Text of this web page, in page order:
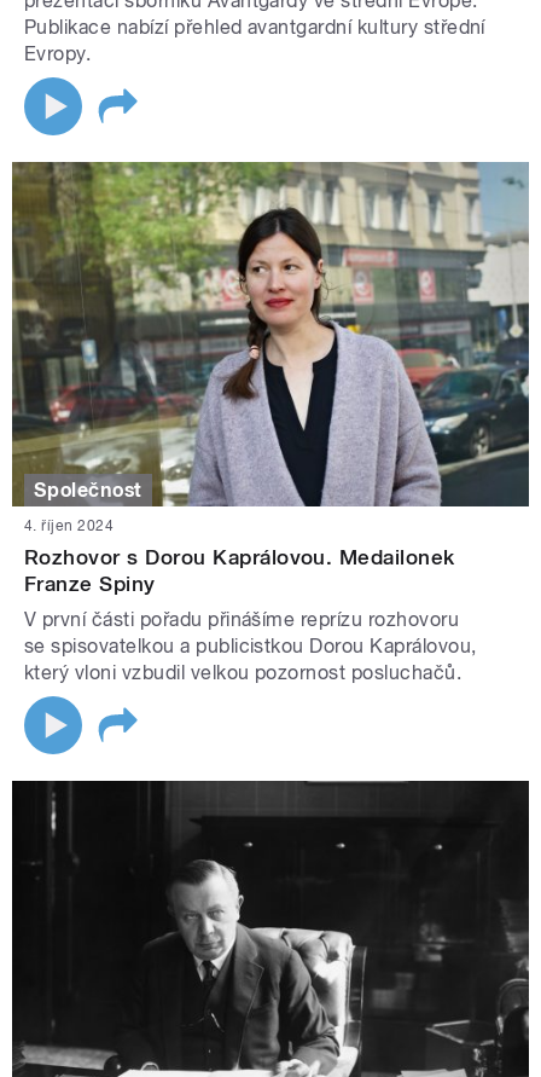
Publikace nabízí přehled avantgardní kultury střední
Evropy.
Společnost
4. říjen 2024
Rozhovor s Dorou Kaprálovou. Medailonek
Franze Spiny
V první části pořadu přinášíme reprízu rozhovoru
se spisovatelkou a publicistkou Dorou Kaprálovou,
který vloni vzbudil velkou pozornost posluchačů.